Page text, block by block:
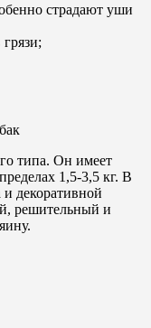
страдают уши
типа. Он имеет
1,5-3,5 кг. В
и декоративной
решительный и